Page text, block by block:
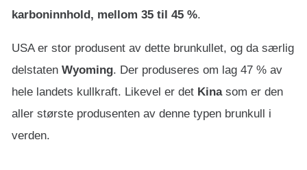
karboninnhold, mellom 35 til 45 %.
USA er stor produsent av dette brunkullet, og da særlig
delstaten Wyoming. Der produseres om lag 47 % av
hele landets kullkraft. Likevel er det Kina som er den
aller største produsenten av denne typen brunkull i
verden.